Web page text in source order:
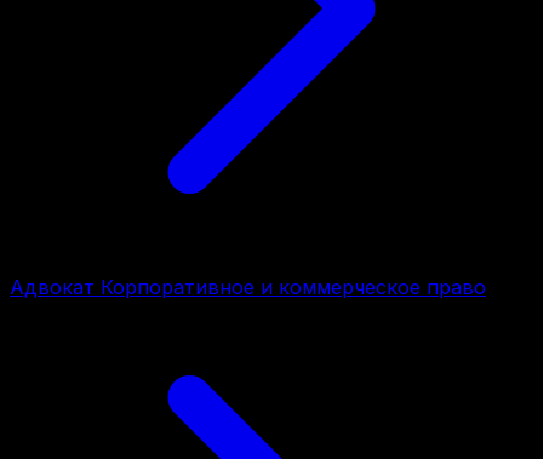
Адвокат Корпоративное и коммерческое право